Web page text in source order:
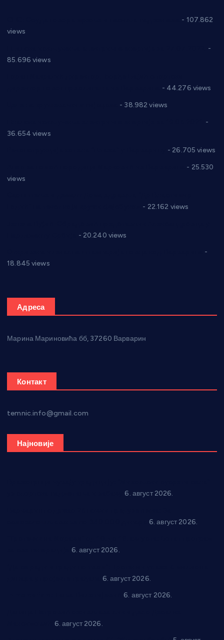
- 107.862
views
-
85.696 views
- 44.276 views
- 38.982 views
-
36.654 views
- 26.705 views
- 25.530
views
- 22.162 views
- 20.240 views
-
18.845 views
Адреса
Марина Мариновића бб, 37260 Варварин
Контакт
temnic.info@gmail.com
Најновије
6. август 2026.
6. август 2026.
6. август 2026.
6. август 2026.
6. август 2026.
6. август 2026.